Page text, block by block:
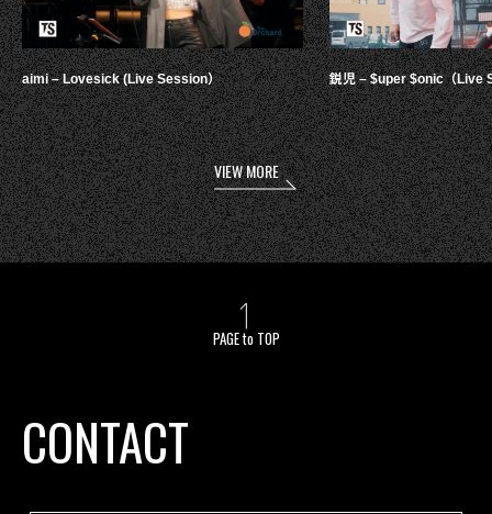
aimi – Lovesick (Live Session） 鋭児 – $uper $onic（Live
VIEW MORE
PAGE to TOP
CONTACT